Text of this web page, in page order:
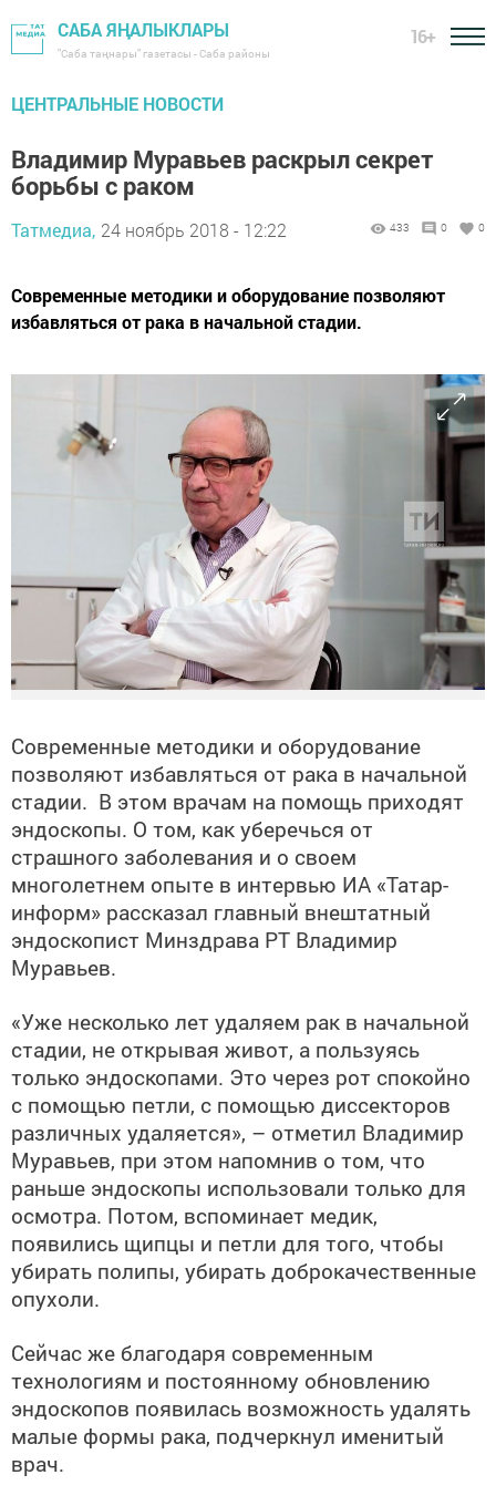
САБА ЯҢАЛЫКЛАРЫ
"Саба таңнары" газетасы - Саба районы
16+
ЦЕНТРАЛЬНЫЕ НОВОСТИ
Владимир Муравьев раскрыл секрет
борьбы с раком
Татмедиа, 24 ноябрь 2018 - 12:22 433 0 0
Современные методики и оборудование позволяют
избавляться от рака в начальной стадии.
Современные методики и оборудование
позволяют избавляться от рака в начальной
стадии. В этом врачам на помощь приходят
эндоскопы. О том, как уберечься от
страшного заболевания и о своем
многолетнем опыте в интервью ИА «Татар-
информ» рассказал главный внештатный
эндоскопист Минздрава РТ Владимир
Муравьев.
«Уже несколько лет удаляем рак в начальной
стадии, не открывая живот, а пользуясь
только эндоскопами. Это через рот спокойно
с помощью петли, с помощью диссекторов
различных удаляется», – отметил Владимир
Муравьев, при этом напомнив о том, что
раньше эндоскопы использовали только для
осмотра. Потом, вспоминает медик,
появились щипцы и петли для того, чтобы
убирать полипы, убирать доброкачественные
опухоли.
Сейчас же благодаря современным
технологиям и постоянному обновлению
эндоскопов появилась возможность удалять
малые формы рака, подчеркнул именитый
врач.